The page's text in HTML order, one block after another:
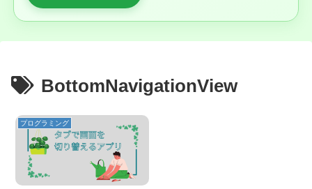
BottomNavigationView
プログラミング